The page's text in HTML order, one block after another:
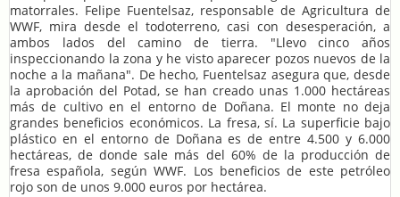
matorrales. Felipe Fuentelsaz, responsable de Agricultura de
WWF, mira desde el todoterreno, casi con desesperación, a
ambos lados del camino de tierra. "Llevo cinco años
inspeccionando la zona y he visto aparecer pozos nuevos de la
noche a la mañana". De hecho, Fuentelsaz asegura que, desde
la aprobación del Potad, se han creado unas 1.000 hectáreas
más de cultivo en el entorno de Doñana. El monte no deja
grandes beneficios económicos. La fresa, sí. La superficie bajo
plástico en el entorno de Doñana es de entre 4.500 y 6.000
hectáreas, de donde sale más del 60% de la producción de
fresa española, según WWF. Los beneficios de este petróleo
rojo son de unos 9.000 euros por hectárea.